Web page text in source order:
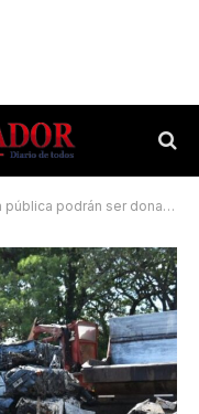
donados a las escuelas técnicas